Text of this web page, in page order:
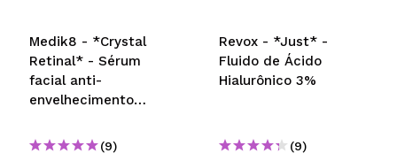
Medik8 - *Crystal
Retinal* - Sérum
facial anti-
envelhecimento
Vitamina A super
(9)
Revox - *Just* -
Fluido de Ácido
Hialurônico 3%
(9)